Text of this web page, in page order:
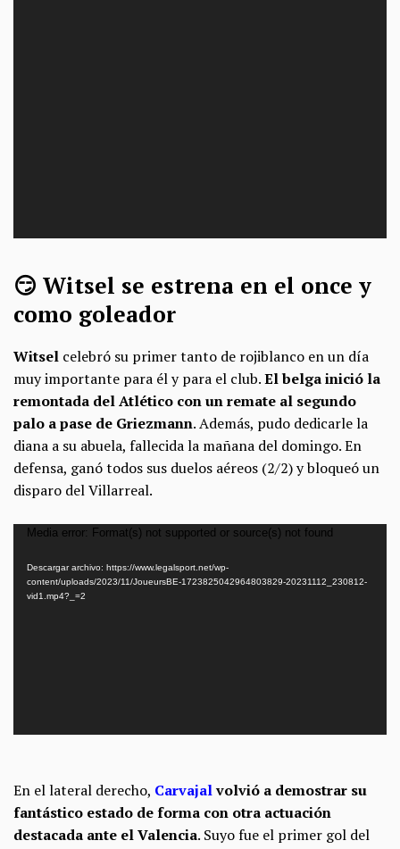
😏 Witsel se estrena en el once y
como goleador
Witsel celebró su primer tanto de rojiblanco en un día
muy importante para él y para el club.El belga inició la
remontada del Atlético con un remate al segundo
palo a pase de Griezmann. Además, pudo dedicarle la
diana a su abuela, fallecida la mañana del domingo. En
defensa, ganó todos sus duelos aéreos (2/2) y bloqueó un
disparo del Villarreal.
Reproductor
vídeo
Media error: Format(s) not supported or source(s) not found
Descargar archivo: https://www.legalsport.net/wp-
content/uploads/2023/11/JoueursBE-1723825042964803829-20231112_230812-
vid1.mp4?_=2
En el lateral derecho, Carvajalvolvió a demostrar su
fantástico estado de forma con otra actuación
destacada ante el Valencia. Suyo fue el primer gol del